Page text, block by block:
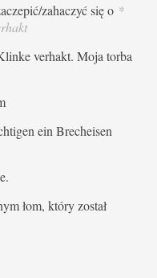
zahaczyć się o *
verhakt. Moja torba
ein Brecheisen
łom, który został